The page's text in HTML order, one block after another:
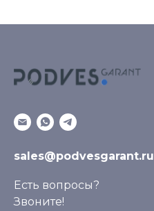
sales@podvesgarant.ru
Есть вопросы?
Звоните!